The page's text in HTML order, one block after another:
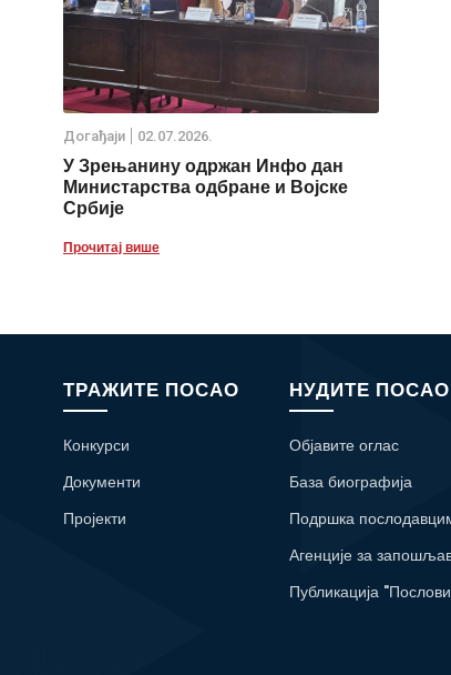
Дoгађаjи 02.07.2026.
У Зрењанину одржан Инфо дан
Министарства одбране и Војске
Србије
Прочитај више
ТРАЖИТЕ ПОСАО
Конкурси
Документи
Пројекти
НУДИТЕ ПОСАО
Објавите оглас
База биографија
Подршка
Агенције за
Публикација